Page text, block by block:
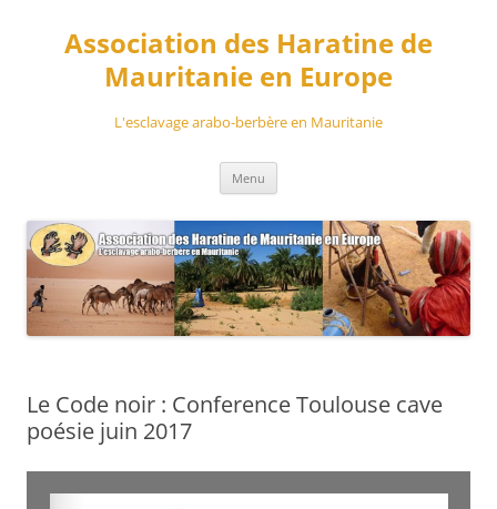
contenuAssociation des Haratine de
Mauritanie en Europe
L'esclavage arabo-berbère en Mauritanie
Menu
Le Code noir : Conference Toulouse cave
poésie juin 2017